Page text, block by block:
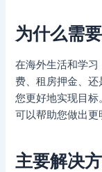
为什么需
在海外生活和学
费、租房押金、
您更好地实现目标
可以帮助您做出更
主要解决